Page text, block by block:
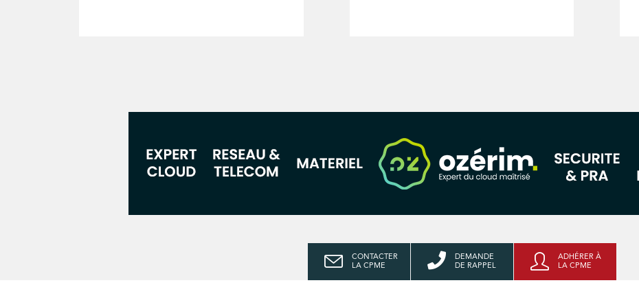
CONTACTER
LA CPME
DEMANDE
DE RAPPEL
ADHÉRER À
LA CPME